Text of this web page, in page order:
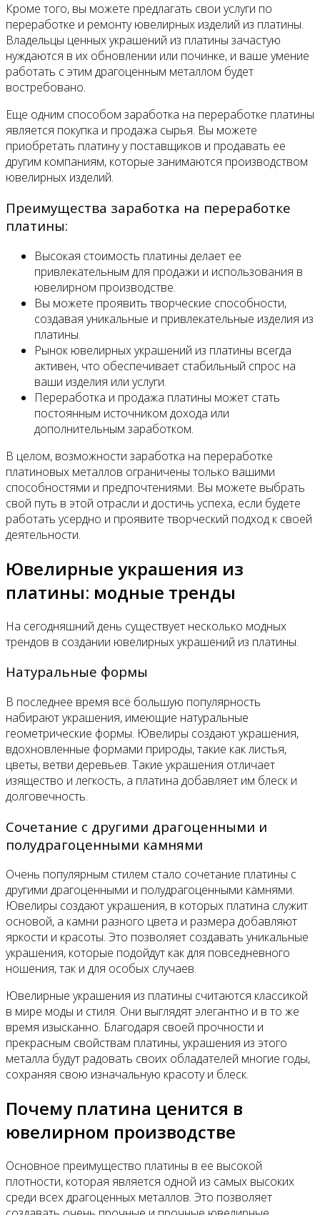
Кроме того, вы можете предлагать свои услуги по
переработке и ремонту ювелирных изделий из платины.
Владельцы ценных украшений из платины зачастую
нуждаются в их обновлении или починке, и ваше умение
работать с этим драгоценным металлом будет
востребовано.
Еще одним способом заработка на переработке платины
является покупка и продажа сырья. Вы можете
приобретать платину у поставщиков и продавать ее
другим компаниям, которые занимаются производством
ювелирных изделий.
Преимущества заработка на переработке
платины:
Высокая стоимость платины делает ее
привлекательным для продажи и использования в
ювелирном производстве.
Вы можете проявить творческие способности,
создавая уникальные и привлекательные изделия из
платины.
Рынок ювелирных украшений из платины всегда
активен, что обеспечивает стабильный спрос на
ваши изделия или услуги.
Переработка и продажа платины может стать
постоянным источником дохода или
дополнительным заработком.
В целом, возможности заработка на переработке
платиновых металлов ограничены только вашими
способностями и предпочтениями. Вы можете выбрать
свой путь в этой отрасли и достичь успеха, если будете
работать усердно и проявите творческий подход к своей
деятельности.
Ювелирные украшения из
платины: модные тренды
На сегодняшний день существует несколько модных
трендов в создании ювелирных украшений из платины.
Натуральные формы
В последнее время всё большую популярность
набирают украшения, имеющие натуральные
геометрические формы. Ювелиры создают украшения,
вдохновленные формами природы, такие как листья,
цветы, ветви деревьев. Такие украшения отличает
изящество и легкость, а платина добавляет им блеск и
долговечность.
Сочетание с другими драгоценными и
полудрагоценными камнями
Очень популярным стилем стало сочетание платины с
другими драгоценными и полудрагоценными камнями.
Ювелиры создают украшения, в которых платина служит
основой, а камни разного цвета и размера добавляют
яркости и красоты. Это позволяет создавать уникальные
украшения, которые подойдут как для повседневного
ношения, так и для особых случаев.
Ювелирные украшения из платины считаются классикой
в мире моды и стиля. Они выглядят элегантно и в то же
время изысканно. Благодаря своей прочности и
прекрасным свойствам платины, украшения из этого
металла будут радовать своих обладателей многие годы,
сохраняя свою изначальную красоту и блеск.
Почему платина ценится в
ювелирном производстве
Основное преимущество платины в ее высокой
плотности, которая является одной из самых высоких
среди всех драгоценных металлов. Это позволяет